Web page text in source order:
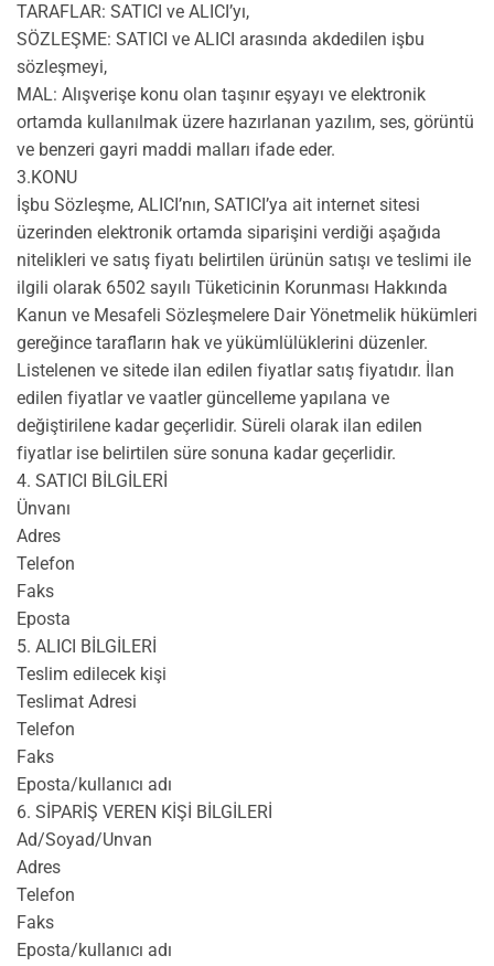
TARAFLAR: SATICI ve ALICI’yı,
SÖZLEŞME: SATICI ve ALICI arasında akdedilen işbu
sözleşmeyi,
MAL: Alışverişe konu olan taşınır eşyayı ve elektronik
ortamda kullanılmak üzere hazırlanan yazılım, ses, görüntü
ve benzeri gayri maddi malları ifade eder.
3.KONU
İşbu Sözleşme, ALICI’nın, SATICI’ya ait internet sitesi
üzerinden elektronik ortamda siparişini verdiği aşağıda
nitelikleri ve satış fiyatı belirtilen ürünün satışı ve teslimi ile
ilgili olarak 6502 sayılı Tüketicinin Korunması Hakkında
Kanun ve Mesafeli Sözleşmelere Dair Yönetmelik hükümleri
gereğince tarafların hak ve yükümlülüklerini düzenler.
Listelenen ve sitede ilan edilen fiyatlar satış fiyatıdır. İlan
edilen fiyatlar ve vaatler güncelleme yapılana ve
değiştirilene kadar geçerlidir. Süreli olarak ilan edilen
fiyatlar ise belirtilen süre sonuna kadar geçerlidir.
4. SATICI BİLGİLERİ
Ünvanı
Adres
Telefon
Faks
Eposta
5. ALICI BİLGİLERİ
Teslim edilecek kişi
Teslimat Adresi
Telefon
Faks
Eposta/kullanıcı adı
6. SİPARİŞ VEREN KİŞİ BİLGİLERİ
Ad/Soyad/Unvan
Adres
Telefon
Faks
Eposta/kullanıcı adı